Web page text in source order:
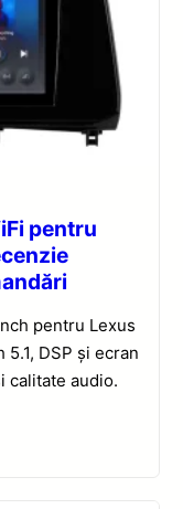
pentru
pentru Lexus
5.1, DSP și ecran
calitate audio.